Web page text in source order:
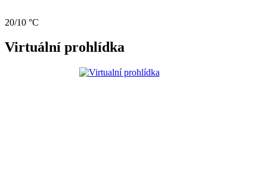
20/10 °C
Virtuální prohlídka